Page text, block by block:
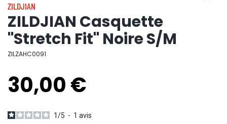
ZILDJIAN
ZILDJIAN Casquette
"Stretch Fit" Noire S/M
ZILZAHC0091
30,00 €
1/5 - 1 avis